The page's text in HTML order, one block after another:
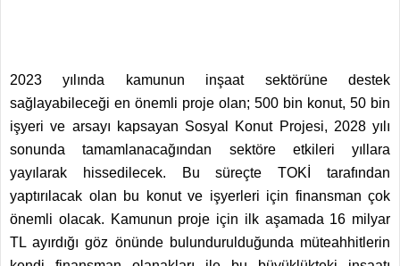
2023 yılında kamunun inşaat sektörüne destek
sağlayabileceği en önemli proje olan; 500 bin konut, 50 bin
işyeri ve arsayı kapsayan Sosyal Konut Projesi, 2028 yılı
sonunda tamamlanacağından sektöre etkileri yıllara
yayılarak hissedilecek. Bu süreçte TOKİ tarafından
yaptırılacak olan bu konut ve işyerleri için finansman çok
önemli olacak. Kamunun proje için ilk aşamada 16 milyar
TL ayırdığı göz önünde bulundurulduğunda müteahhitlerin